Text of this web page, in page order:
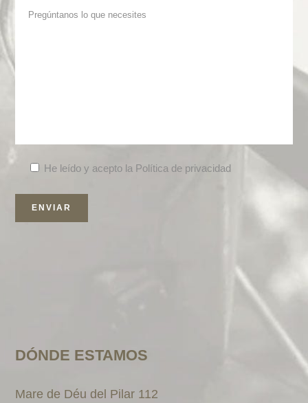
He leído y acepto la Política de privacidad
DÓNDE ESTAMOS
Mare de Déu del Pilar 112